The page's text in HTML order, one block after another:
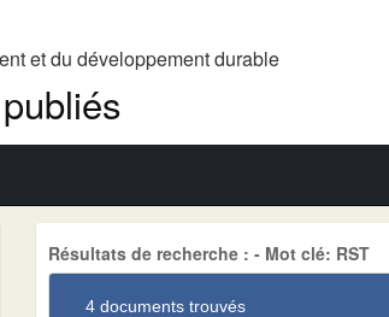
et du développement durable
Résultats de recherche : - Mot clé: RST
4 documents trouvés